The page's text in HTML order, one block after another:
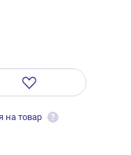
на товар ?